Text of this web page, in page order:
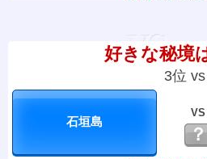
好きな秘境
3位
VS
？